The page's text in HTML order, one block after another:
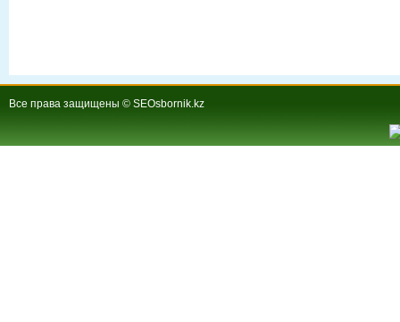
Все права защищены © SEOsbornik.kz